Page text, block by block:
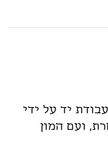
יד על ידי
ועם המון